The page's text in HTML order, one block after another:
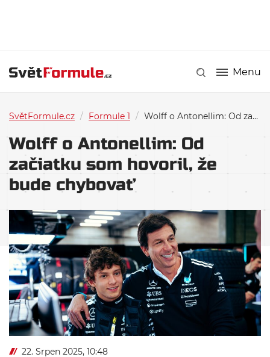
Menu
SvětFormule.cz / Formule 1 / Wolff o Antonellim: Od začiatku som hovoril, že bude chybovať
Wolff o Antonellim: Od
začiatku som hovoril, že
bude chybovať
22. Srpen 2025, 10:48